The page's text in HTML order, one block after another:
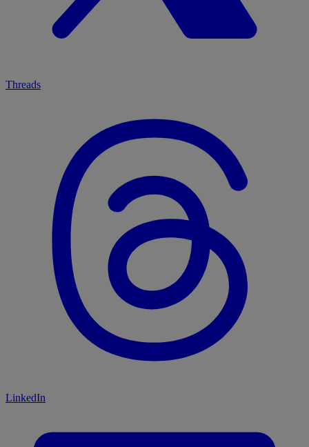
Threads
LinkedIn